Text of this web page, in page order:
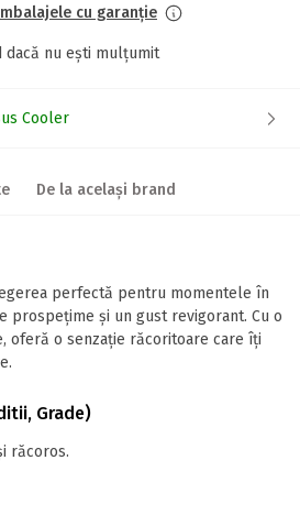
cu garanție
dacă nu ești mulțumit
Cooler
De la același brand
perfectă pentru momentele în
prospețime și un gust revigorant. Cu o
oferă o senzație răcoritoare care îți
Grade)
răcoros.